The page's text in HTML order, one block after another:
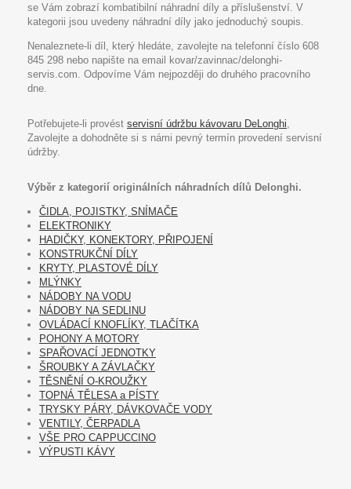
se Vám zobrazí kombatibilní náhradní díly a příslušenství. V
kategorii jsou uvedeny náhradní díly jako jednoduchý soupis.
Nenaleznete-li díl, který hledáte, zavolejte na telefonní číslo 608
845 298 nebo napište na email kovar/zavinnac/delonghi-
servis.com. Odpovíme Vám nejpozději do druhého pracovního
dne.
Potřebujete-li provést servisní údržbu kávovaru DeLonghi,
Zavolejte a dohodněte si s námi pevný termín provedení servisní
údržby.
Výběr z kategorií originálních náhradních dílů Delonghi.
ČIDLA, POJISTKY, SNÍMAČE
ELEKTRONIKY
HADIČKY, KONEKTORY, PŘIPOJENÍ
KONSTRUKČNÍ DÍLY
KRYTY, PLASTOVÉ DÍLY
MLÝNKY
NÁDOBY NA VODU
NÁDOBY NA SEDLINU
OVLÁDACÍ KNOFLÍKY, TLAČÍTKA
POHONY A MOTORY
SPAŘOVACÍ JEDNOTKY
ŠROUBKY A ZÁVLAČKY
TĚSNĚNÍ O-KROUŽKY
TOPNÁ TĚLESA a PÍSTY
TRYSKY PÁRY, DÁVKOVAČE VODY
VENTILY, ČERPADLA
VŠE PRO CAPPUCCINO
VÝPUSTI KÁVY